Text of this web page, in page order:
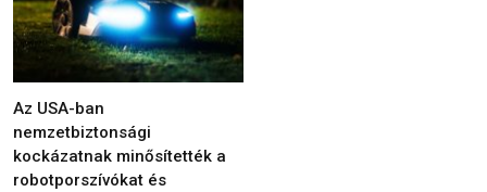
Az USA-ban
nemzetbiztonsági
kockázatnak minősítették a
robotporszívókat és